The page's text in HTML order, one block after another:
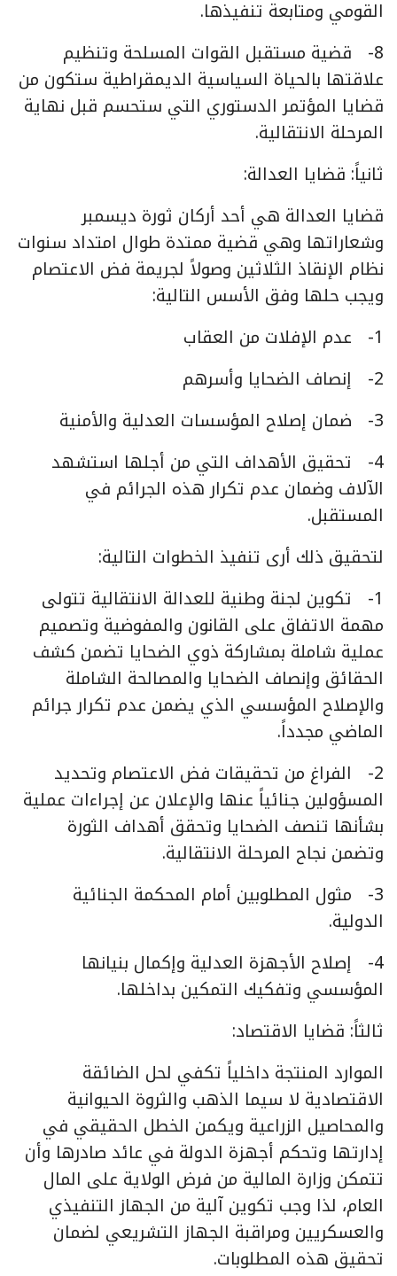
القومي ومتابعة تنفيذها.
8- قضية مستقبل القوات المسلحة وتنظيم
علاقتها بالحياة السياسية الديمقراطية ستكون من
قضايا المؤتمر الدستوري التي ستحسم قبل نهاية
المرحلة الانتقالية.
ثانياً: قضايا العدالة:
قضايا العدالة هي أحد أركان ثورة ديسمبر
وشعاراتها وهي قضية ممتدة طوال امتداد سنوات
نظام الإنقاذ الثلاثين وصولاً لجريمة فض الاعتصام
ويجب حلها وفق الأسس التالية:
1- عدم الإفلات من العقاب
2- إنصاف الضحايا وأسرهم
3- ضمان إصلاح المؤسسات العدلية والأمنية
4- تحقيق الأهداف التي من أجلها استشهد
الآلاف وضمان عدم تكرار هذه الجرائم في
المستقبل.
لتحقيق ذلك أرى تنفيذ الخطوات التالية:
1- تكوين لجنة وطنية للعدالة الانتقالية تتولى
مهمة الاتفاق على القانون والمفوضية وتصميم
عملية شاملة بمشاركة ذوي الضحايا تضمن كشف
الحقائق وإنصاف الضحايا والمصالحة الشاملة
والإصلاح المؤسسي الذي يضمن عدم تكرار جرائم
الماضي مجدداً.
2- الفراغ من تحقيقات فض الاعتصام وتحديد
المسؤولين جنائياً عنها والإعلان عن إجراءات عملية
بشأنها تنصف الضحايا وتحقق أهداف الثورة
وتضمن نجاح المرحلة الانتقالية.
3- مثول المطلوبين أمام المحكمة الجنائية
الدولية.
4- إصلاح الأجهزة العدلية وإكمال بنيانها
المؤسسي وتفكيك التمكين بداخلها.
ثالثاً: قضايا الاقتصاد:
الموارد المنتجة داخلياً تكفي لحل الضائقة
الاقتصادية لا سيما الذهب والثروة الحيوانية
والمحاصيل الزراعية ويكمن الخطل الحقيقي في
إدارتها وتحكم أجهزة الدولة في عائد صادرها وأن
تتمكن وزارة المالية من فرض الولاية على المال
العام، لذا وجب تكوين آلية من الجهاز التنفيذي
والعسكريين ومراقبة الجهاز التشريعي لضمان
تحقيق هذه المطلوبات.